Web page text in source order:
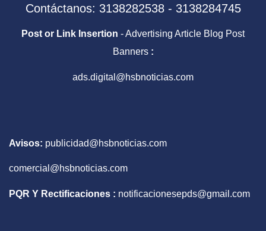
Contáctanos: 3138282538 - 3138284745
Post or Link Insertion - Advertising Article Blog Post
Banners :
ads.digital@hsbnoticias.com
Avisos: publicidad@hsbnoticias.com
comercial@hsbnoticias.com
PQR Y Rectificaciones : notificacionesepds@gmail.com